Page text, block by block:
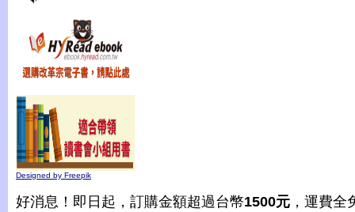
Designed by Freepik
好消息！即日起，訂購金額超過台幣1500元 ，運費全